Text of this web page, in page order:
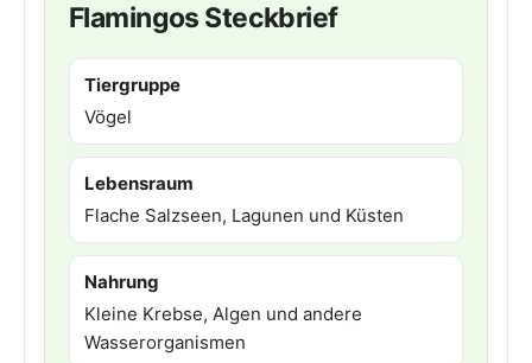
Flamingos Steckbrief
Tiergruppe
Vögel
Lebensraum
Flache Salzseen, Lagunen und Küsten
Nahrung
Kleine Krebse, Algen und andere
Wasserorganismen